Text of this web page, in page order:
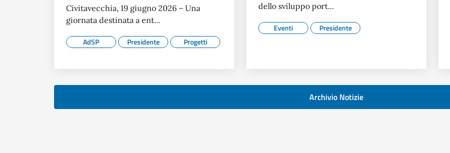
Civitavecchia, 19 giugno 2026 – Una
giornata destinata a ent...
AdSP Presidente Progetti
dello sviluppo port...
Eventi Presidente
Archivio Notizie